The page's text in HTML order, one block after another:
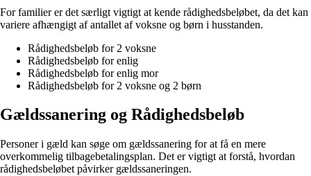
For familier er det særligt vigtigt at kende rådighedsbeløbet, da det kan
variere afhængigt af antallet af voksne og børn i husstanden.
Rådighedsbeløb for 2 voksne
Rådighedsbeløb for enlig
Rådighedsbeløb for enlig mor
Rådighedsbeløb for 2 voksne og 2 børn
Gældssanering og Rådighedsbeløb
Personer i gæld kan søge om gældssanering for at få en mere
overkommelig tilbagebetalingsplan. Det er vigtigt at forstå, hvordan
rådighedsbeløbet påvirker gældssaneringen.